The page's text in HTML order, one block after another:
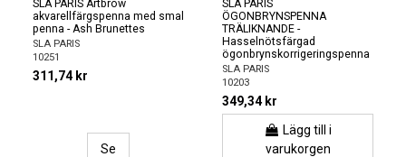
SLA PARIS Artbrow
akvarellfärgspenna med smal
penna - Ash Brunettes
SLA PARIS
10251
311,74 kr
Se
SLA PARIS
ÖGONBRYNSPENNA
TRÄLIKNANDE -
Hasselnötsfärgad
ögonbrynskorrigeringspenna
SLA PARIS
10203
349,34 kr
Lägg till i
varukorgen